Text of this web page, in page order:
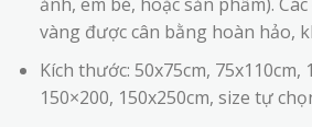
vàng được cân bằng hoàn hảo,
Kích thước: 50x75cm, 75x110cm,
150×200, 150x250cm, size tự